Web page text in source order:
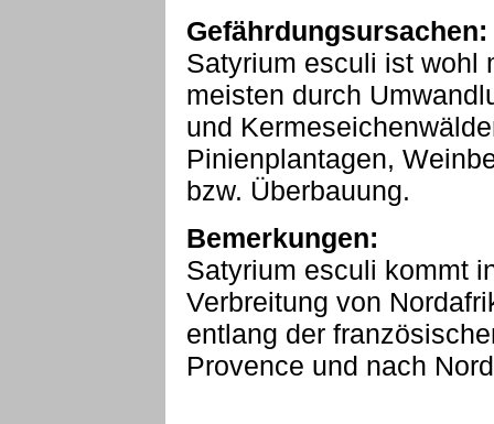
Gefährdungsursachen:
Satyrium esculi ist wohl
meisten durch
und
Pinienplantagen,
bzw. Überbauung.
Bemerkungen:
Satyrium esculi kommt
Verbreitung von
entlang der
Provence und nach